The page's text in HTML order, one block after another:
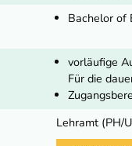
Bachelor of
vorläufige
Für die
Lehramt (PH/